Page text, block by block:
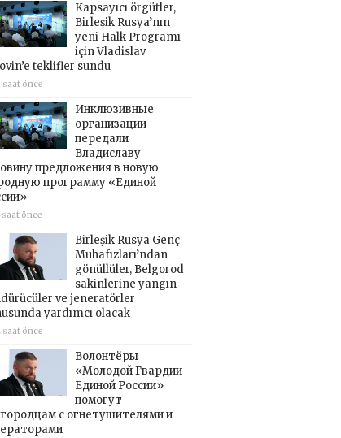
Kapsayıcı örgütler,
Birleşik Rusya’nın
yeni Halk Programı
için Vladislav
teklifler sundu
saat önce
Инклюзивные
организации
передали
Владиславу
предложения в новую
программу «Единой
saat önce
Birleşik Rusya Genç
Muhafızları’ndan
gönüllüler, Belgorod
sakinlerine yangın
ve jeneratörler
yardımcı olacak
saat önce
Волонтёры
«Молодой Гвардии
Единой России»
помогут
с огнетушителями и